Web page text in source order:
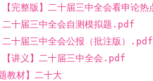
版】二十届三中全会看申论
三中全会自测模拟题.pdf
三中全会公报（批注版）.pdf
义】二十届三中全会.pdf
材】二十大